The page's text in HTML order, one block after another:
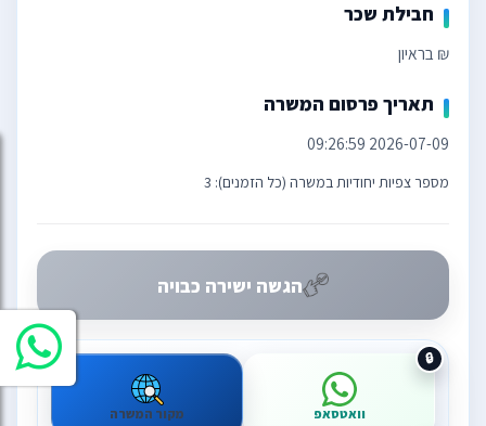
חבילת שכר
₪ בראיון
תאריך פרסום המשרה
2026-07-09 09:26:59
מספר צפיות יחודיות במשרה (כל הזמנים): 3
הגשה ישירה כבויה
וואטסאפ מקור המשרה